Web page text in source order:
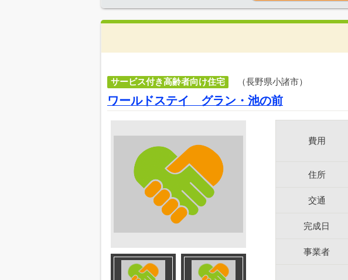
サービス付き高齢者向け住宅 （長野県小諸市）
ワールドステイ グラン・池の前
費用
住所
交通
完成日
事業者